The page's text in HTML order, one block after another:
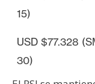
15)
USD $77.328
30)